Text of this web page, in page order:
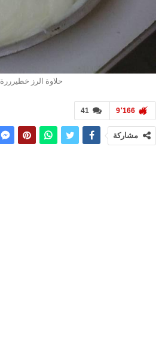
حلاوة الرز خطيرررة
41 9٬166
مشاركة